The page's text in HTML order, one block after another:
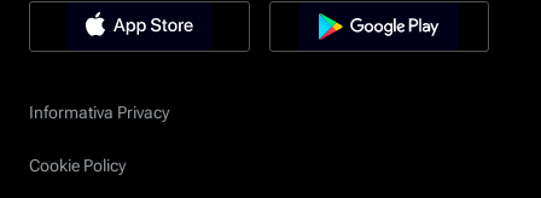
Informativa Privacy
Cookie Policy